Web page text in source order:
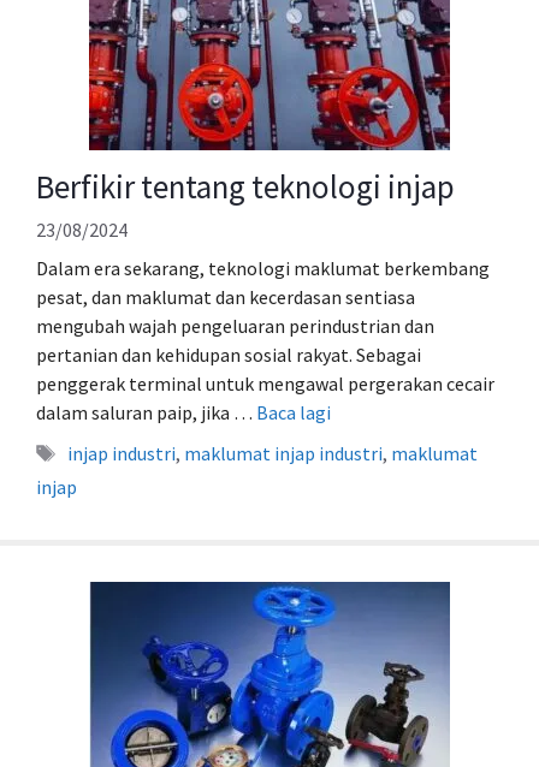
Berfikir tentang teknologi injap
23/08/2024
Dalam era sekarang, teknologi maklumat berkembang
pesat, dan maklumat dan kecerdasan sentiasa
mengubah wajah pengeluaran perindustrian dan
pertanian dan kehidupan sosial rakyat. Sebagai
penggerak terminal untuk mengawal pergerakan cecair
dalam saluran paip, jika … Baca lagi
Tag
injap industri, maklumat injap industri, maklumat
injap